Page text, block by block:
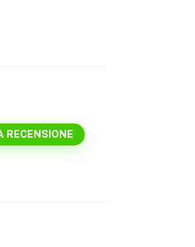
RECENSIONE